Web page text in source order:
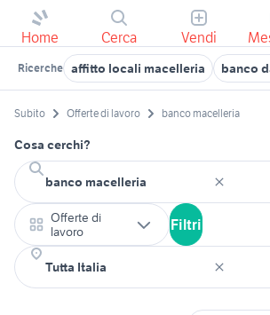
Home Cerca Vendi
Ricerche affitto locali macelleria banco
Subito Offerte di lavoro banco macelleria
Cosa cerchi?
Offerte di
lavoro
Filtri